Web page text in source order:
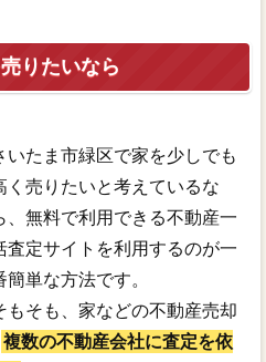
りたいなら
いたま市緑区で家を少しでも
く売りたいと考えているな
、無料で利用できる不動産一
査定サイトを利用するのが一
簡単な方法です。
もそも、家などの不動産売却
複数の不動産会社に査定を依